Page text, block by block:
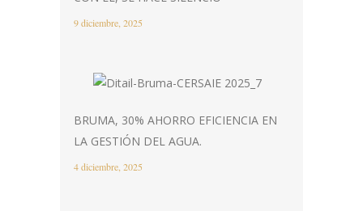
9 diciembre, 2025
BRUMA, 30% AHORRO EFICIENCIA EN
LA GESTIÓN DEL AGUA.
4 diciembre, 2025